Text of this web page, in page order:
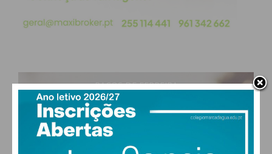
PAÇOS DE FERREIRA
26°
clear sky
49% humidade
MAX 26 • MIN 24